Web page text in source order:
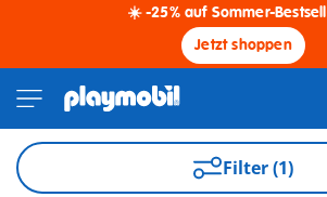
☀️ -25% auf Sommer-
Jetzt shoppen
Filter (1)